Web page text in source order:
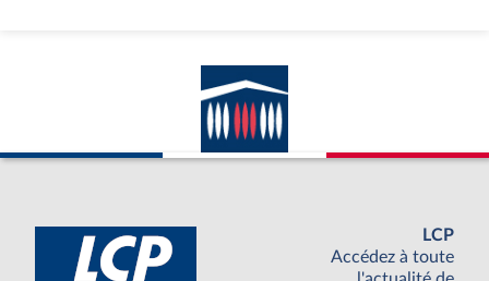
LCP
Accédez à toute